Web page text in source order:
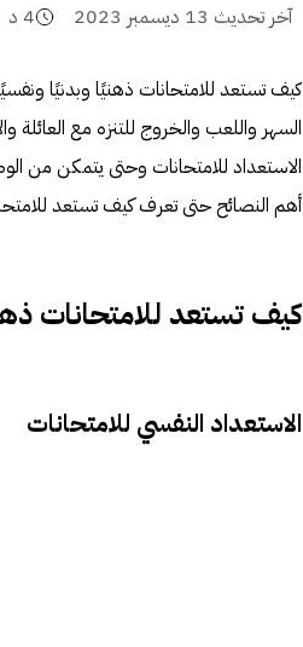
آخر تحديث 13 ديسمبر 2023 4 د
كيف تستعد للامتحانات ذهنيًا وبدنيًا
السهر واللعب والخروج للتنزه مع
الاستعداد للامتحانات وحتى يتمكن من
أهم النصائح حتى تعرف كيف تستعد
كيف تستعد للامتحانات
الاستعداد النفسي للامتحانات